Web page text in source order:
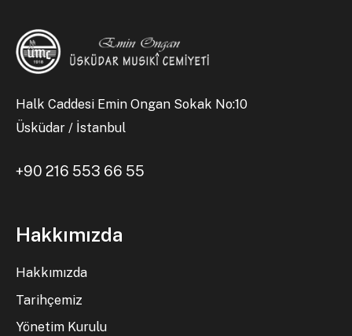
Halk Caddesi Emin Ongan Sokak No:10
Üsküdar / İstanbul
+90 216 553 66 55
Hakkımızda
Hakkımızda
Tarihçemiz
Yönetim Kurulu